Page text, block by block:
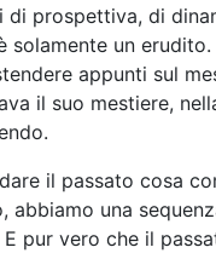
di prospettiva, di
solamente un
appunti sul
il suo mestiere,
il passato cosa
abbiamo una
E pur vero che il